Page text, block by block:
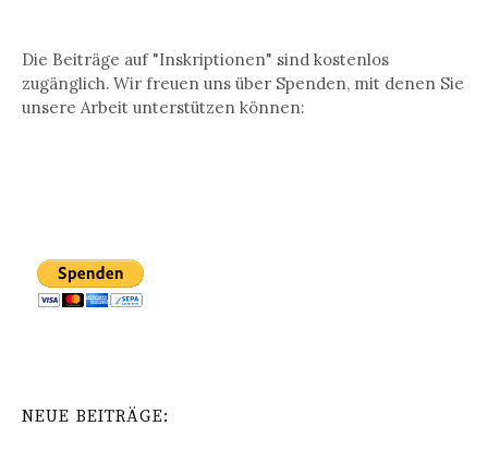
Die Beiträge auf "Inskriptionen" sind kostenlos
zugänglich. Wir freuen uns über Spenden, mit denen Sie
unsere Arbeit unterstützen können:
NEUE BEITRÄGE: